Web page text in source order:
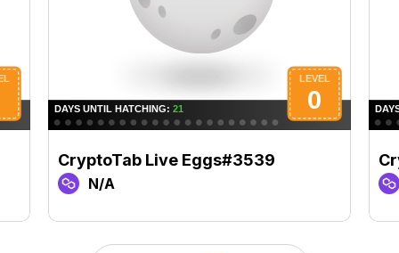
CryptoTab Live Eggs#3539
N/A